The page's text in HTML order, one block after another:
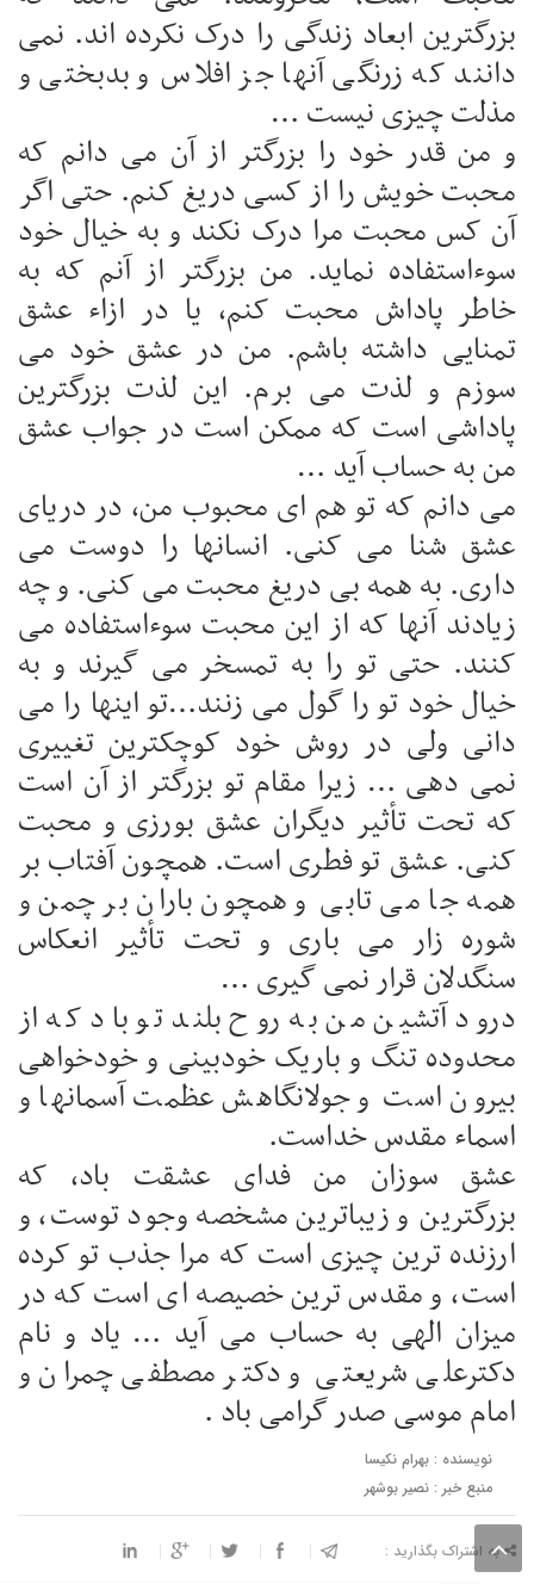
بزرگترین ابعاد زندگی را درک نکرده اند. نمی
دانند که زرنگی آنها جز افلاس و بدبختی و
مذلت چیزی نیست …
و من قدر خود را بزرگتر از آن می دانم که
محبت خویش را از کسی دریغ کنم. حتی اگر
آن کس محبت مرا درک نکند و به خیال خود
سوءاستفاده نماید. من بزرگتر از آنم که به
خاطر پاداش محبت کنم، یا در ازاء عشق
تمنایی داشته باشم. من در عشق خود می
سوزم و لذت می برم. این لذت بزرگترین
پاداشی است که ممکن است در جواب عشق
من به حساب آید …
می دانم که تو هم ای محبوب من، در دریای
عشق شنا می کنی. انسانها را دوست می
داری. به همه بی دریغ محبت می کنی. و چه
زیادند آنها که از این محبت سوءاستفاده می
کنند. حتی تو را به تمسخر می گیرند و به
خیال خود تو را گول می زنند…تو اینها را می
دانی ولی در روش خود کوچکترین تغییری
نمی دهی … زیرا مقام تو بزرگتر از آن است
که تحت تأثیر دیگران عشق بورزی و محبت
کنی. عشق تو فطری است. همچون آفتاب بر
همه جا می تابی و همچون باران بر چمن و
شوره زار می باری و تحت تأثیر انعکاس
سنگدلان قرار نمی گیری …
درود آتشین من به روح بلند تو باد که از
محدوده تنگ و باریک خودبینی و خودخواهی
بیرون است و جولانگاهش عظمت آسمانها و
اسماء مقدس خداست.
عشق سوزان من فدای عشقت باد، که
بزرگترین و زیباترین مشخصه وجود توست، و
ارزنده ترین چیزی است که مرا جذب تو کرده
است، و مقدس ترین خصیصه ای است که در
میزان الهی به حساب می آید … یاد و نام
دکترعلی شریعتی و دکتر مصطفی چمران و
امام موسی صدر گرامی باد .
نویسنده : بهرام نکیسا
منبع خبر : نصیر بوشهر
به اشتراک بگذارید :